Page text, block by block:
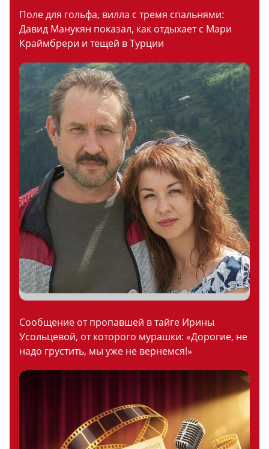
Поле для гольфа, вилла с тремя спальнями:
Давид Манукян показал, как отдыхает с Мари
Краймбрери и тещей в Турции
Сообщение от пропавшей в тайге Ирины
Усольцевой, от которого мурашки: «Дорогие, не
надо грустить, мы уже не вернемся!»